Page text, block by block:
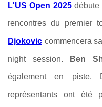
L'US Open 2025débute
rencontres du premier
Djokovic commencera
night session. Ben
également en piste.
représentants ont été